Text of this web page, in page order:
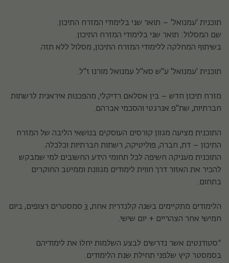
תוכנית 'עמנואל' – תואר שני בלימודי המזרח התיכון.
שם המסלול: תואר שני בלימודי המזרח התיכון.
בשיתוף המחלקה ללימודי המזרח התיכון, מסלול ללא תזה.
תוכנית 'עמנואל' ע"ש סא"ל עמנואל מורנו ז"ל.
מזרח תיכון חדש – בין אסלאם רדיקלי, מהפכנות איראנית לרשתות
חברתיות, שת"פ אנרגטי והסכמי אברהם.
התוכנית מציעה מגוון קורסים העוסקים בנושאי הליבה של המזרח
התיכון – דת, חברה, פוליטיקה, רשתות חברתיות וכלכלה.
התוכנית מעניקה חשיפה לכל תחומי הידע החשובים למי שמבקש
להכיר את האזור דרך חווית לימודים מגוונת וממיטב החוקרים
בתחום.
הלימודים מתקיימים בשנה קלנדרית אחת, 3 סמסטרים רצופים, ביום
חמישי אחר הצהריים + יום שישי.
*סטודנטים אשר נדרשים לבצע השלמות יחלו את לימודיהם
בסמסטר קיץ שלפני תחילת שנת הלימודים.